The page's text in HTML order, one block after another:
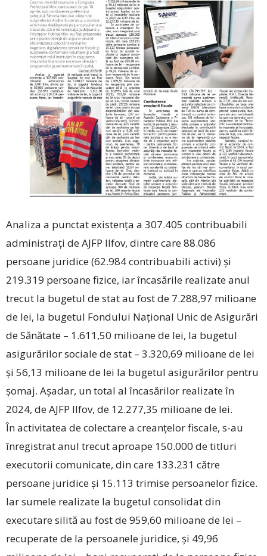
Analiza a punctat existența a 307.405 contribuabili
administrați de AJFP Ilfov, dintre care 88.086
persoane juridice (62.984 contribuabili activi) și
219.319 persoane fizice, iar încasările realizate anul
trecut la bugetul de stat au fost de 7.288,97 milioane
de lei, la bugetul Fondului Național Unic de Asigurări
de Sănătate – 1.611,50 milioane de lei, la bugetul
asigurărilor sociale de stat – 3.320,69 milioane de lei
și 56,13 milioane de lei la bugetul asigurărilor pentru
șomaj. Așadar, un total al încasărilor realizate în
2024, de AJFP Ilfov, de 12.277,35 milioane de lei.
În activitatea de colectare a creanțelor fiscale, s-au
înregistrat anul trecut aproape 150.000 de titluri
executorii comunicate, din care 133.231 către
persoane juridice și 15.113 trimise persoanelor fizice.
Iar sumele realizate la bugetul consolidat din
executare silită au fost de 959,60 milioane de lei –
recuperate de la persoanele juridice, și 49,96